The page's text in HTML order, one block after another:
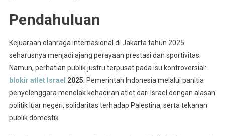
Pendahuluan
Kejuaraan olahraga internasional di Jakarta tahun 2025
seharusnya menjadi ajang perayaan prestasi dan sportivitas.
Namun, perhatian publik justru terpusat pada isu kontroversial:
blokir atlet Israel 2025 . Pemerintah Indonesia melalui panitia
penyelenggara menolak kehadiran atlet dari Israel dengan alasan
politik luar negeri, solidaritas terhadap Palestina, serta tekanan
publik domestik.